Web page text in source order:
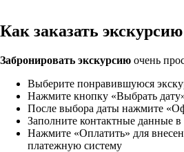
Как заказать экскурсию
Забронировать экскурсию очень
Выберите понравившуюся
Нажмите кнопку «Выбрать
После выбора даты нажмите
Заполните контактные данные
Нажмите «Оплатить» для
платежную систему